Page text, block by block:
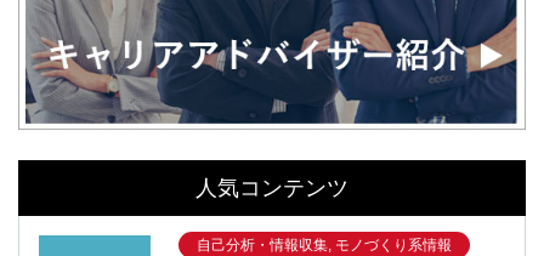
人気コンテンツ
自己分析・情報収集, モノづくり系情報